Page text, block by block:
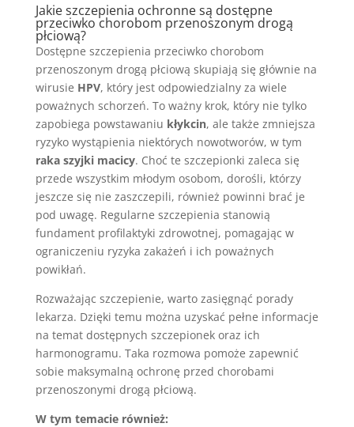
Jakie szczepienia ochronne są dostępne
przeciwko chorobom przenoszonym drogą
płciową?
Dostępne szczepienia przeciwko chorobom
przenoszonym drogą płciową skupiają się głównie na
wirusie HPV, który jest odpowiedzialny za wiele
poważnych schorzeń. To ważny krok, który nie tylko
zapobiega powstawaniu kłykcin, ale także zmniejsza
ryzyko wystąpienia niektórych nowotworów, w tym
raka szyjki macicy. Choć te szczepionki zaleca się
przede wszystkim młodym osobom, dorośli, którzy
jeszcze się nie zaszczepili, również powinni brać je
pod uwagę. Regularne szczepienia stanowią
fundament profilaktyki zdrowotnej, pomagając w
ograniczeniu ryzyka zakażeń i ich poważnych
powikłań.
Rozważając szczepienie, warto zasięgnąć porady
lekarza. Dzięki temu można uzyskać pełne informacje
na temat dostępnych szczepionek oraz ich
harmonogramu. Taka rozmowa pomoże zapewnić
sobie maksymalną ochronę przed chorobami
przenoszonymi drogą płciową.
W tym temacie również: